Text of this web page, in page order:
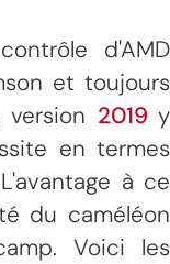
d'AMD
et toujours
2019y
en termes
à ce
du caméléon
Voici les